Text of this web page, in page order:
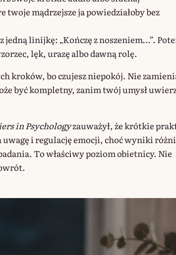
mądrzejsze ja powiedziałoby bez
jedną linijkę: „Kończę z noszeniem…”.
lęk, urazę albo dawną rolę.
kroków, bo czujesz niepokój. Nie
być kompletny, zanim twój umysł
in Psychologyzauważył, że krótkie
uwagę i regulację emocji, choć wyniki
To właściwy poziom obietnicy. Nie